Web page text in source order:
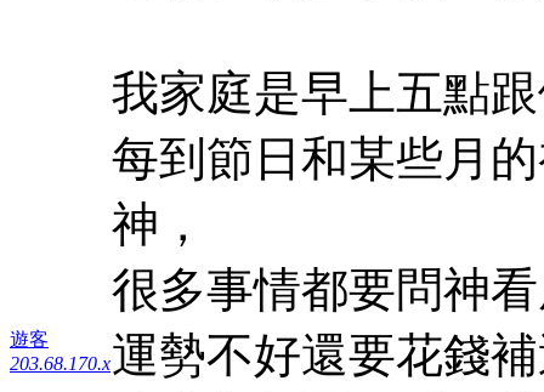
遊客
203.68.170.x
我家庭是早上五點
每到節日和某些月
神，
很多事情都要問神
運勢不好還要花錢